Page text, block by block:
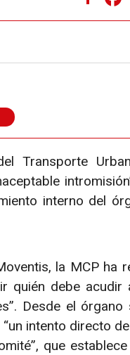
Transporte
interno del
la MCP ha
quién debe acudir
Desde el
intento directo
que